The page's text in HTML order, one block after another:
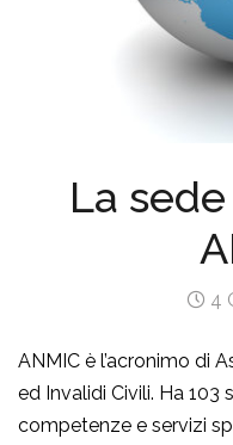
La
4
ANMIC è l’acronimo di
ed Invalidi Civili. Ha 103
competenze e servizi